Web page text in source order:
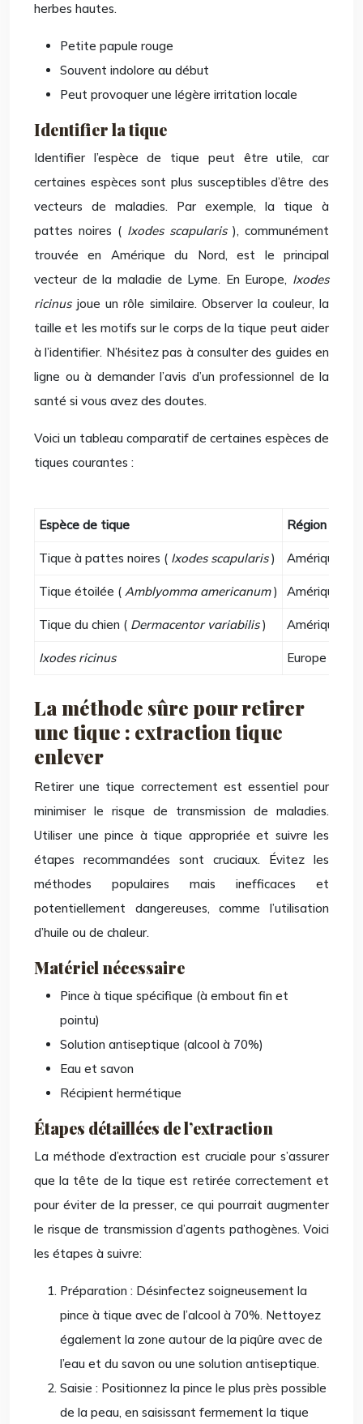
herbes hautes.
Petite papule rouge
Souvent indolore au début
Peut provoquer une légère irritation locale
Identifier la tique
Identifier l’espèce de tique peut être utile, car
certaines espèces sont plus susceptibles d’être des
vecteurs de maladies. Par exemple, la tique à
pattes noires ( Ixodes scapularis ), communément
trouvée en Amérique du Nord, est le principal
vecteur de la maladie de Lyme. En Europe, Ixodes
ricinus joue un rôle similaire. Observer la couleur, la
taille et les motifs sur le corps de la tique peut aider
à l’identifier. N’hésitez pas à consulter des guides en
ligne ou à demander l’avis d’un professionnel de la
santé si vous avez des doutes.
Voici un tableau comparatif de certaines espèces de
tiques courantes :
Espèce de tique Région
Tique à pattes noires ( Ixodes scapularis) Amérique
Tique étoilée ( Amblyomma americanum) Amérique du
Tique du chien ( Dermacentor variabilis) Amérique du
Ixodes ricinus Europe
La méthode sûre pour retirer
une tique : extraction tique
enlever
Retirer une tique correctement est essentiel pour
minimiser le risque de transmission de maladies.
Utiliser une pince à tique appropriée et suivre les
étapes recommandées sont cruciaux. Évitez les
méthodes populaires mais inefficaces et
potentiellement dangereuses, comme l’utilisation
d’huile ou de chaleur.
Matériel nécessaire
Pince à tique spécifique (à embout fin et
pointu)
Solution antiseptique (alcool à 70%)
Eau et savon
Récipient hermétique
Étapes détaillées de l’extraction
La méthode d’extraction est cruciale pour s’assurer
que la tête de la tique est retirée correctement et
pour éviter de la presser, ce qui pourrait augmenter
le risque de transmission d’agents pathogènes. Voici
les étapes à suivre:
Préparation : Désinfectez soigneusement la
pince à tique avec de l’alcool à 70%. Nettoyez
également la zone autour de la piqûre avec de
l’eau et du savon ou une solution antiseptique.
Saisie : Positionnez la pince le plus près possible
de la peau, en saisissant fermement la tique